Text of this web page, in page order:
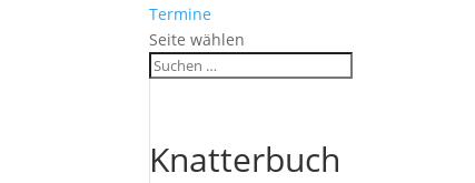
Termine
Seite wählen
Knatterbuch